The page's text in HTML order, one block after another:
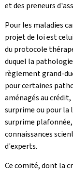
et des preneurs
Pour les maladies
projet de loi est
du protocole
duquel la
règlement grand-
pour certaines
aménagés au
surprime ou pour la
surprime
connaissances
d'experts.
Ce comité, dont la